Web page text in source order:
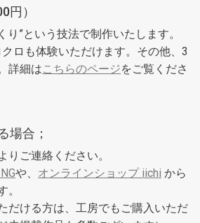
円）
り”という技法で制作いたします。
ロも体験いただけます。その他、3
詳細はこちらのページをご覧くださ
場合；
りご連絡ください。
や、 オンラインショップ iichi から
。
だける方は、工房でもご購入いただ